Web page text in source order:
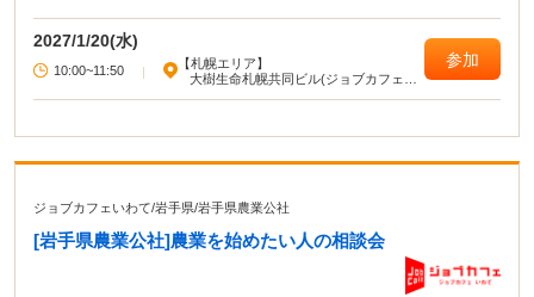
2027/1/20(水)
10:00~11:50 |
【札幌エリア】
大樹生命札幌共同ビル(ジョブカフェ北
参加
ジョブカフェいわて/岩手県/岩手県農業公社
[岩手県農業公社]農業を始めたい人の相談会